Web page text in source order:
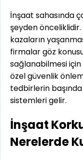
İnşaat sahasında
şeyden
kazaların
firmalar göz
sağlanabilmesi
özel güvenlik
tedbirlerin
sistemleri gelir.
İnşaat
Nerelerde